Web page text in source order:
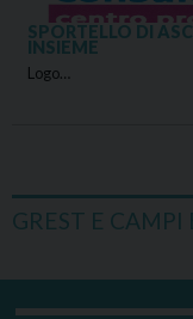
SPORTELLO DI
INSIEME
Logo…
GREST E CAMPI